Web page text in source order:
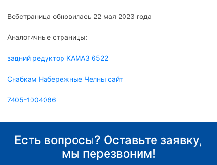
Вебстраница обновилась 22 мая 2023 года
Аналогичные страницы:
задний редуктор КАМАЗ 6522
Снабкам Набережные Челны сайт
7405-1004066
Есть вопросы? Оставьте заявку,
мы перезвоним!